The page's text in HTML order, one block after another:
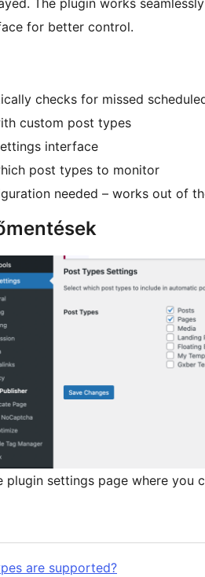
The plugin works
for better control.
checks for missed
custom post types
interface
post types to monitor
needed – works out of
plugin settings page where you
are supported?